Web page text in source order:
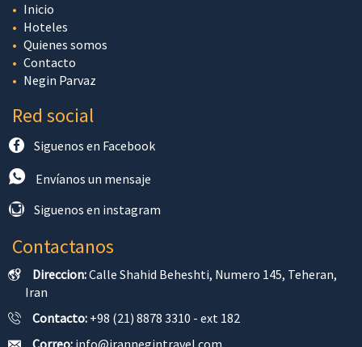
Inicio
Hoteles
Quienes somos
Contacto
Negin Parvaz
Red social
Siguenos en Facebook
Envíanos un mensaje
Siguenos en instagram
Contactanos
Direccion:Calle Shahid Beheshti, Numero 145, Teheran,
Iran
Contacto: +98 (21) 8878 3310 - ext 182